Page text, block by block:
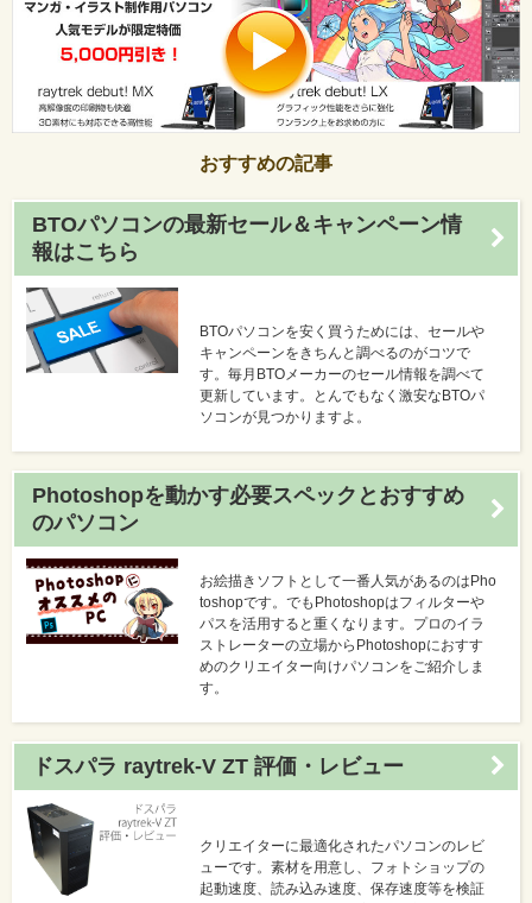
おすすめの記事
BTOパソコンの最新セール＆キャンペーン情
報はこちら
BTOパソコンを安く買うためには、セールや
キャンペーンをきちんと調べるのがコツで
す。毎月BTOメーカーのセール情報を調べて
更新しています。とんでもなく激安なBTOパ
ソコンが見つかりますよ。
Photoshopを動かす必要スペックとおすすめ
のパソコン
お絵描きソフトとして一番人気があるのはPho
toshopです。でもPhotoshopはフィルターや
パスを活用すると重くなります。プロのイラ
ストレーターの立場からPhotoshopにおすす
めのクリエイター向けパソコンをご紹介しま
す。
ドスパラ raytrek-V ZT 評価・レビュー
クリエイターに最適化されたパソコンのレビ
ューです。素材を用意し、フォトショップの
起動速度、読み込み速度、保存速度等を検証